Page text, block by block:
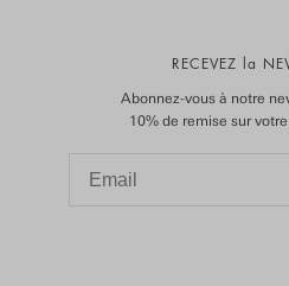
RECEVEZ la
Abonnez-vous à notre
10% de remise sur